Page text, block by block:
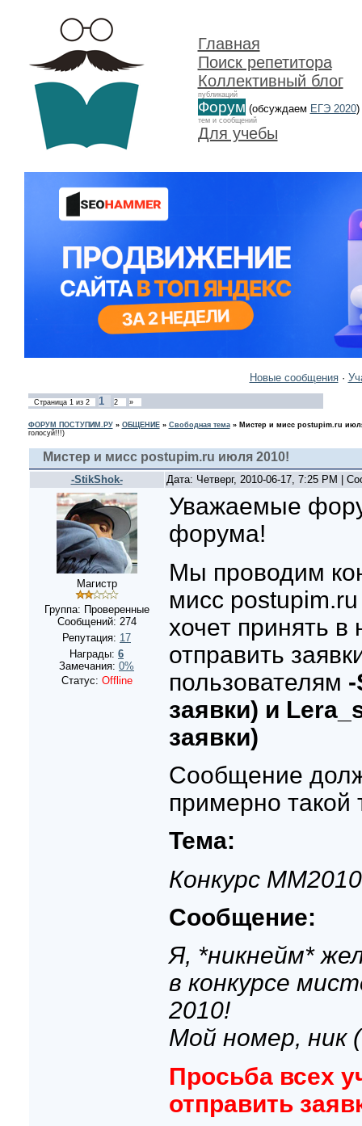
Главная
Поиск репетитора
Коллективный блог
публикаций
Форум (обсуждаем ЕГЭ 2020)
тем и сообщений
Для учебы
Новые сообщения·
Страница 1из 2 1 2 »
ФОРУМ ПОСТУПИМ.РУ» ОБЩЕНИЕ» Свободная тема» Мистер и мисс postupim.ru
голосуй!!!)
Мистер и мисс postupim.ru июля 2010!
-StikShok- Дата: Четверг, 2010-06-17, 7:25 PM |
Магистр
Группа: Проверенные
Сообщений: 274
Репутация: 17
Награды: 6
Замечания: 0%
Статус: Offline
Уважаемые
форума!
Мы проводим
мисс
хочет принять в
отправить
пользователям
заявки) и
заявки)
Сообщение
примерно такой
Тема:
Конкурс
Сообщение:
Я, *никнейм*
в конкурсе
2010!
Мой номер, ник
Просьба всех
отправить